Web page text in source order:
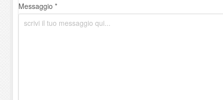
Messaggio *